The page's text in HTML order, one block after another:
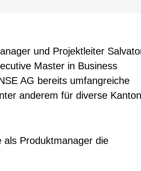
und Projektleiter
Master in Business
AG bereits umfangreiche
anderem für diverse
als Produktmanager die